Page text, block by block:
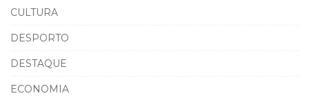
CULTURA
DESPORTO
DESTAQUE
ECONOMIA